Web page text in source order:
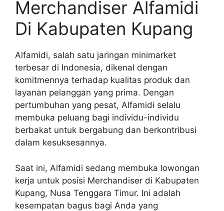
Merchandiser Alfamidi
Di Kabupaten Kupang
Alfamidi, salah satu jaringan minimarket
terbesar di Indonesia, dikenal dengan
komitmennya terhadap kualitas produk dan
layanan pelanggan yang prima. Dengan
pertumbuhan yang pesat, Alfamidi selalu
membuka peluang bagi individu-individu
berbakat untuk bergabung dan berkontribusi
dalam kesuksesannya.
Saat ini, Alfamidi sedang membuka lowongan
kerja untuk posisi Merchandiser di Kabupaten
Kupang, Nusa Tenggara Timur. Ini adalah
kesempatan bagus bagi Anda yang